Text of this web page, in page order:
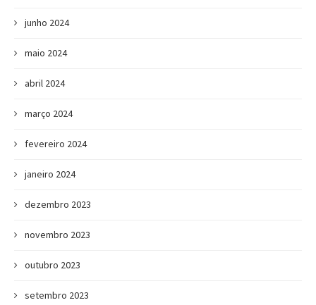
junho 2024
maio 2024
abril 2024
março 2024
fevereiro 2024
janeiro 2024
dezembro 2023
novembro 2023
outubro 2023
setembro 2023